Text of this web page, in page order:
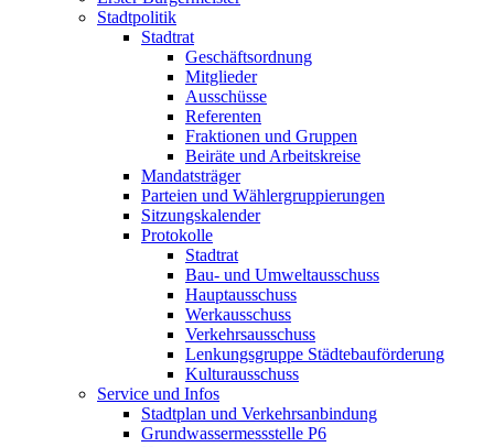
Stadtpolitik
Stadtrat
Geschäftsordnung
Mitglieder
Ausschüsse
Referenten
Fraktionen und Gruppen
Beiräte und Arbeitskreise
Mandatsträger
Parteien und Wählergruppierungen
Sitzungskalender
Protokolle
Stadtrat
Bau- und Umweltausschuss
Hauptausschuss
Werkausschuss
Verkehrsausschuss
Lenkungsgruppe Städtebauförderung
Kulturausschuss
Service und Infos
Stadtplan und Verkehrsanbindung
Grundwassermessstelle P6